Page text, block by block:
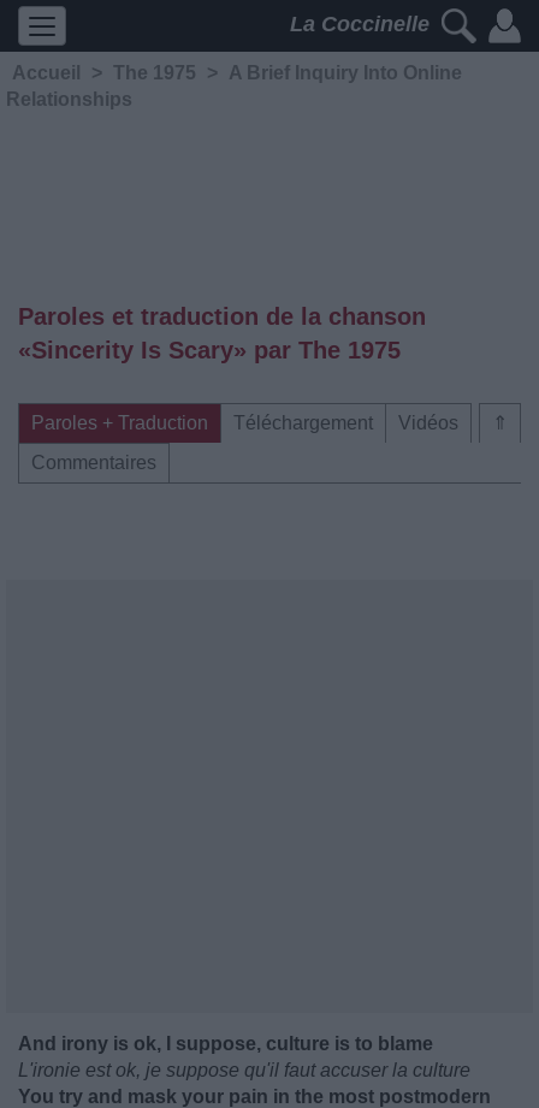
La Coccinelle
Accueil > The 1975 >
A Brief Inquiry Into Online
Relationships
Paroles et traduction de la chanson
«Sincerity Is Scary» par The 1975
⇑
Paroles + Traduction Téléchargement
Vidéos
Commentaires
And irony is ok, I suppose, culture is to blame
L'ironie est ok, je suppose qu'il faut accuser la culture
You try and mask your pain in the most postmodern